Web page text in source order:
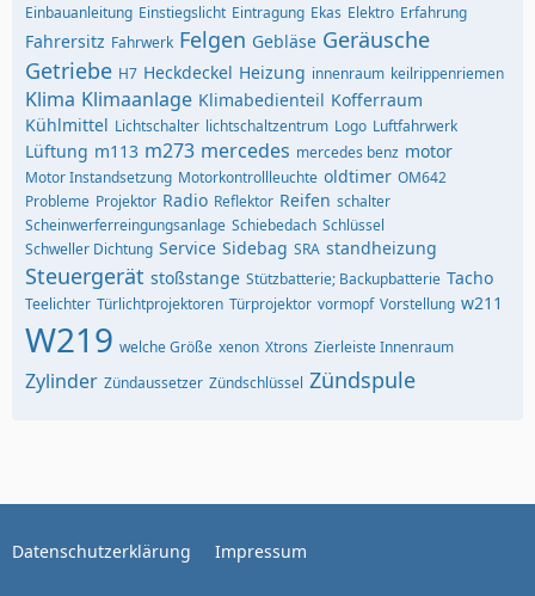
Einbauanleitung Einstiegslicht Eintragung Ekas Elektro Erfahrung
Fahrersitz Fahrwerk Felgen Gebläse Geräusche
Getriebe H7 Heckdeckel Heizung innenraum keilrippenriemen
Klima Klimaanlage Klimabedienteil Kofferraum
Kühlmittel Lichtschalter lichtschaltzentrum Logo Luftfahrwerk
Lüftung m113 m273 mercedes mercedes benz motor
Motor Instandsetzung Motorkontrollleuchte oldtimer OM642
Probleme Projektor Radio Reflektor Reifen schalter
Scheinwerferreingungsanlage Schiebedach Schlüssel
Schweller Dichtung Service Sidebag SRA standheizung
Steuergerät stoßstange Stützbatterie; Backupbatterie Tacho
Teelichter Türlichtprojektoren Türprojektor vormopf Vorstellung w211
W219 welche Größe xenon Xtrons Zierleiste Innenraum
Zylinder Zündaussetzer Zündschlüssel Zündspule
Datenschutzerklärung Impressum